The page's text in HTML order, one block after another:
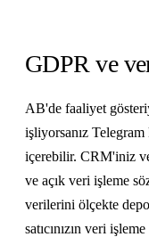
GDPR ve
AB'de faaliyet
işliyorsanız
içerebilir. CRM'iniz
ve açık veri işleme
verilerini ölçekte
satıcınızın veri